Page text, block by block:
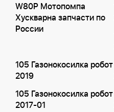
W80P Мотопомпа
Хускварна запчасти по
России
105 Газонокосилка робот
2019
105 Газонокосилка робот
2017-01